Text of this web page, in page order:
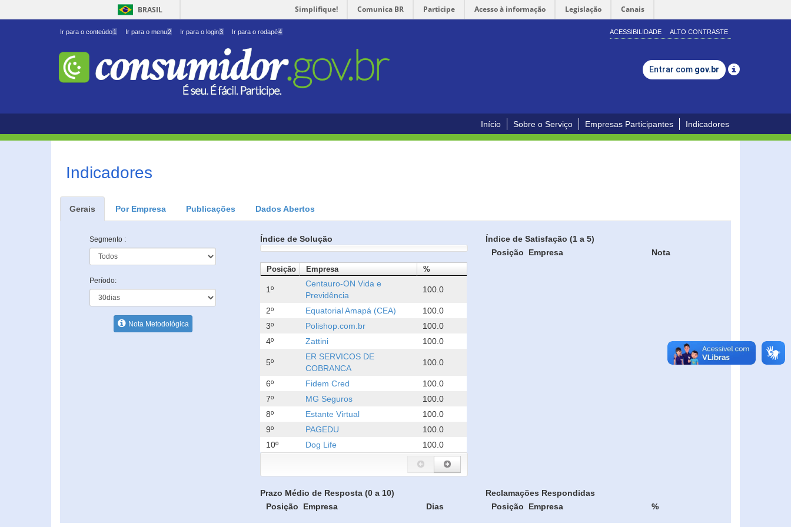
BRASIL Simplifique! Comunica BR Participe Acesso à informação Legislação Canais
Ir para o conteúdo1 Ir para o menu2 Ir para o login3 Ir para o rodapé4 ACESSIBILIDADE ALTO CONTRASTE
Entrar com gov.br
Início Sobre o Serviço Empresas Participantes Indicadores
Indicadores
Gerais Por Empresa Publicações Dados Abertos
Segmento :
Período:
Nota Metodológica
Índice de Solução
Posição Empresa %
1º
Centauro-ON Vida e
Previdência
100.0
2º Equatorial Amapá (CEA)
100.0
3º
Polishop.com.br
100.0
4º
Zattini 100.0
5º
ER SERVICOS DE
COBRANCA
100.0
6º Fidem Cred
100.0
7º
MG Seguros
100.0
8º
Estante Virtual
100.0
9º
PAGEDU
100.0
10º
Dog Life 100.0
Índice de Satisfação (1 a 5)
Posição
Empresa Nota
Prazo Médio de Resposta (0 a 10)
Posição
Empresa Dias
Reclamações Respondidas
Posição
Empresa %